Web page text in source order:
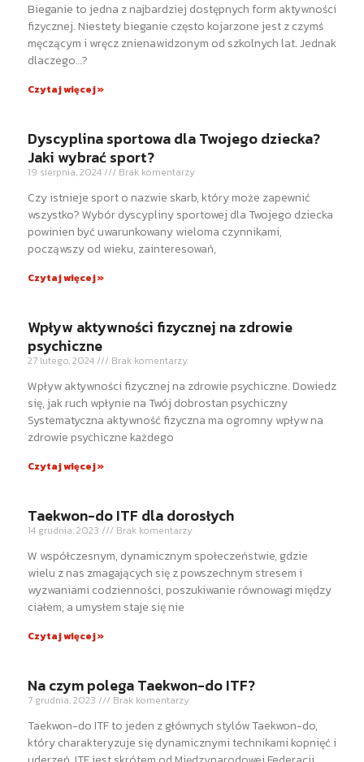
Bieganie to jedna z najbardziej dostępnych form aktywności
fizycznej. Niestety bieganie często kojarzone jest z czymś
męczącym i wręcz znienawidzonym od szkolnych lat. Jednak
dlaczego…?
Czytaj więcej »
Dyscyplina sportowa dla Twojego dziecka?
Jaki wybrać sport?
19 sierpnia, 2024 Brak komentarzy
Czy istnieje sport o nazwie skarb, który może zapewnić
wszystko? Wybór dyscypliny sportowej dla Twojego dziecka
powinien być uwarunkowany wieloma czynnikami,
począwszy od wieku, zainteresowań,
Czytaj więcej »
Wpływ aktywności fizycznej na zdrowie
psychiczne
27 lutego, 2024 Brak komentarzy
Wpływ aktywności fizycznej na zdrowie psychiczne. Dowiedz
się, jak ruch wpłynie na Twój dobrostan psychiczny
Systematyczna aktywność fizyczna ma ogromny wpływ na
zdrowie psychiczne każdego
Czytaj więcej »
Taekwon-do ITF dla dorosłych
14 grudnia, 2023 Brak komentarzy
W współczesnym, dynamicznym społeczeństwie, gdzie
wielu z nas zmagających się z powszechnym stresem i
wyzwaniami codzienności, poszukiwanie równowagi między
ciałem, a umysłem staje się nie
Czytaj więcej »
Na czym polega Taekwon-do ITF?
7 grudnia, 2023 Brak komentarzy
Taekwon-do ITF to jeden z głównych stylów Taekwon-do,
który charakteryzuje się dynamicznymi technikami kopnięć i